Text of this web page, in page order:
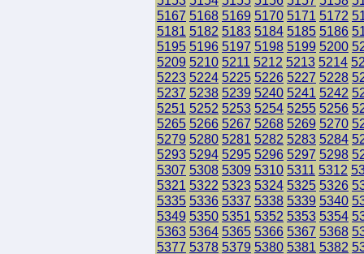
5167 5168 5169 5170 5171 5172
5181 5182 5183 5184 5185 5186
5195 5196 5197 5198 5199 5200
5209 5210 5211 5212 5213 5214
5223 5224 5225 5226 5227 5228
5237 5238 5239 5240 5241 5242
5251 5252 5253 5254 5255 5256
5265 5266 5267 5268 5269 5270
5279 5280 5281 5282 5283 5284
5293 5294 5295 5296 5297 5298
5307 5308 5309 5310 5311 5312
5321 5322 5323 5324 5325 5326
5335 5336 5337 5338 5339 5340
5349 5350 5351 5352 5353 5354
5363 5364 5365 5366 5367 5368
5377 5378 5379 5380 5381 5382